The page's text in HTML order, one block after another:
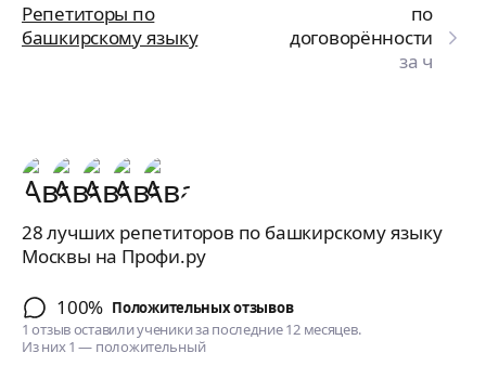
Репетиторы по
башкирскому языку
по
договорённости
за ч
28 лучших репетиторов по башкирскому языку
Москвы на Профи.ру
100% Положительных отзывов
1 отзыв оставили ученики за последние 12 месяцев.
Из них 1 — положительный